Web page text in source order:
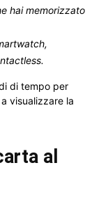
hai memorizzato
di tempo per
visualizzare la
al